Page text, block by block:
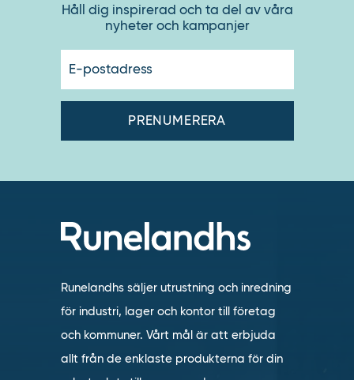
Håll dig inspirerad och ta del av våra
nyheter och kampanjer
Runelandhs säljer utrustning och inredning
för industri, lager och kontor till företag
och kommuner. Vårt mål är att erbjuda
allt från de enklaste produkterna för din